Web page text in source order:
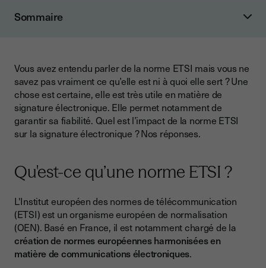
Sommaire
La signature électronique
La certification ETSI
Que faut-il vérifier avant de signer électroniquement un
document ?
électronique
Vous avez entendu parler de la norme ETSI mais vous ne
savez pas vraiment ce qu’elle est ni à quoi elle sert ? Une
chose est certaine, elle est très utile en matière de
signature électronique. Elle permet notamment de
garantir sa fiabilité. Quel est l’impact de la norme ETSI
sur la signature électronique ? Nos réponses.
Qu'est-ce qu’une norme ETSI ?
L'Institut européen des normes de télécommunication
(ETSI) est un organisme européen de normalisation
(OEN). Basé en France, il est notamment chargé de la
création de normes européennes harmonisées en
matière de communications électroniques.